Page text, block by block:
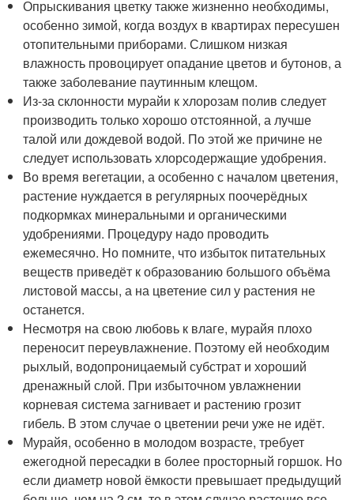
Опрыскивания цветку также жизненно необходимы,
особенно зимой, когда воздух в квартирах пересушен
отопительными приборами. Слишком низкая
влажность провоцирует опадание цветов и бутонов, а
также заболевание паутинным клещом.
Из-за склонности мурайи к хлорозам полив следует
производить только хорошо отстоянной, а лучше
талой или дождевой водой. По этой же причине не
следует использовать хлорсодержащие удобрения.
Во время вегетации, а особенно с началом цветения,
растение нуждается в регулярных поочерёдных
подкормках минеральными и органическими
удобрениями. Процедуру надо проводить
ежемесячно. Но помните, что избыток питательных
веществ приведёт к образованию большого объёма
листовой массы, а на цветение сил у растения не
останется.
Несмотря на свою любовь к влаге, мурайя плохо
переносит переувлажнение. Поэтому ей необходим
рыхлый, водопроницаемый субстрат и хороший
дренажный слой. При избыточном увлажнении
корневая система загнивает и растению грозит
гибель. В этом случае о цветении речи уже не идёт.
Мурайя, особенно в молодом возрасте, требует
ежегодной пересадки в более просторный горшок. Но
если диаметр новой ёмкости превышает предыдущий